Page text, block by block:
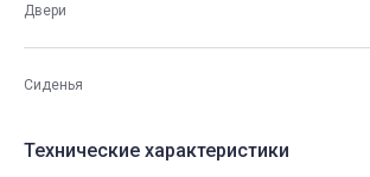
Двери
Сиденья
Технические характеристики